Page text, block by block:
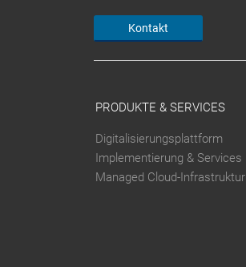
Kontakt
PRODUKTE & SERVICES
Digitalisierungsplattform
Implementierung & Services
Managed Cloud-Infrastruktur